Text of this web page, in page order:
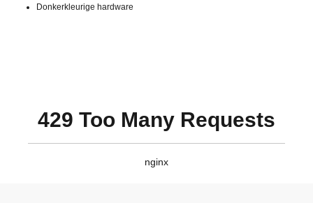
Donkerkleurige hardware
429 Too Many Requests
nginx